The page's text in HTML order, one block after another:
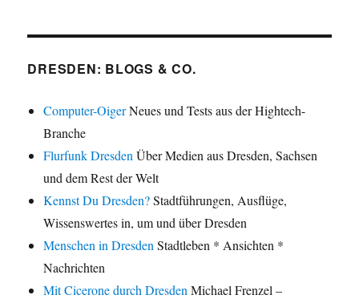
DRESDEN: BLOGS & CO.
Computer-OigerNeues und Tests aus der Hightech-
Branche
Flurfunk Dresden Über Medien aus Dresden, Sachsen
und dem Rest der Welt
Kennst Du Dresden?Stadtführungen, Ausflüge,
Wissenswertes in, um und über Dresden
Menschen in Dresden Stadtleben * Ansichten *
Nachrichten
Mit Cicerone durch Dresden Michael Frenzel –